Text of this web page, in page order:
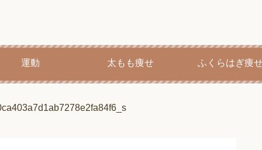
運動 太もも痩せ ふくらはぎ痩